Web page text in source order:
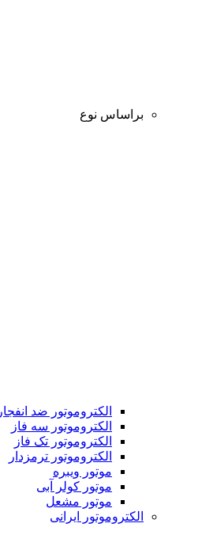
براساس نوع
الکتروموتور ضد انفجار
الکتروموتور سه فاز
الکتروموتور تک فاز
الکتروموتور ترمزدار
موتور ویبره
موتور کولر آبی
موتور مشعل
الکتروموتور ایرانی